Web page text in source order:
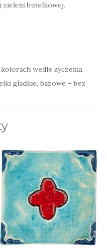
zieleni butelkowej.
wedle życzenia.
gładkie, bazowe – bez